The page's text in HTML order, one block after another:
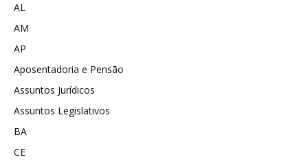
AL
AM
AP
Aposentadoria e Pensão
Assuntos Jurídicos
Assuntos Legislativos
BA
CE